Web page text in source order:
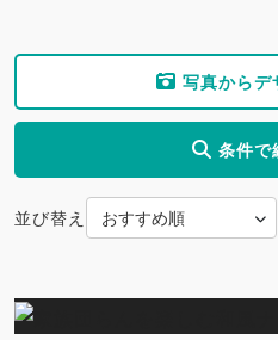
写真からデ
条件で
並び替え